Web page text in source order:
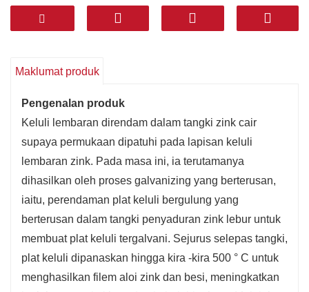
diminimumkan Spangle, Spangle Zero, Spangle
Besar, Spangle-Free (FS)
GB11253-89, ASTM A1008-2000, EN10169 dll
Maklumat produk
Pengenalan produk
Keluli lembaran direndam dalam tangki zink cair
supaya permukaan dipatuhi pada lapisan keluli
lembaran zink. Pada masa ini, ia terutamanya
dihasilkan oleh proses galvanizing yang berterusan,
iaitu, perendaman plat keluli bergulung yang
berterusan dalam tangki penyaduran zink lebur untuk
membuat plat keluli tergalvani. Sejurus selepas tangki,
plat keluli dipanaskan hingga kira -kira 500 ° C untuk
menghasilkan filem aloi zink dan besi, meningkatkan